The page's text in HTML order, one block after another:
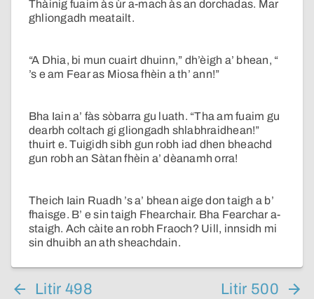
Thàinig fuaim às ùr a-mach às an dorchadas. Mar
ghliongadh meatailt.
“A Dhia, bi mun cuairt dhuinn,” dh’èigh a’ bhean, “
’s e am Fear as Miosa fhèin a th’ ann!”
Bha Iain a’ fàs sòbarra gu luath. “Tha am fuaim gu
dearbh coltach gi gliongadh shlabhraidhean!”
thuirt e. Tuigidh sibh gun robh iad dhen bheachd
gun robh an Sàtan fhèin a’ dèanamh orra!
Theich Iain Ruadh ’s a’ bhean aige don taigh a b’
fhaisge. B’ e sin taigh Fhearchair. Bha Fearchar a-
staigh. Ach càite an robh Fraoch? Uill, innsidh mi
sin dhuibh an ath sheachdain.
Litir 498 Litir 500